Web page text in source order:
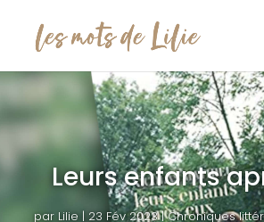
Leurs enfants
par Lilie| 23 Fév 2023|Chroniques